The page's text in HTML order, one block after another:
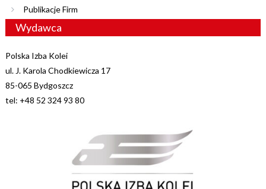
Publikacje Firm
Wydawca
Polska Izba Kolei
ul. J. Karola Chodkiewicza 17
85-065 Bydgoszcz
tel: +48 52 324 93 80